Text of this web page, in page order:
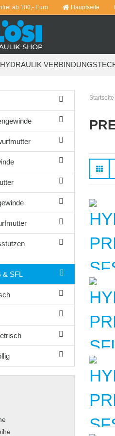
ab 100,- Euro Hauptseite
HYDRAULIK
Startseite
& SFL